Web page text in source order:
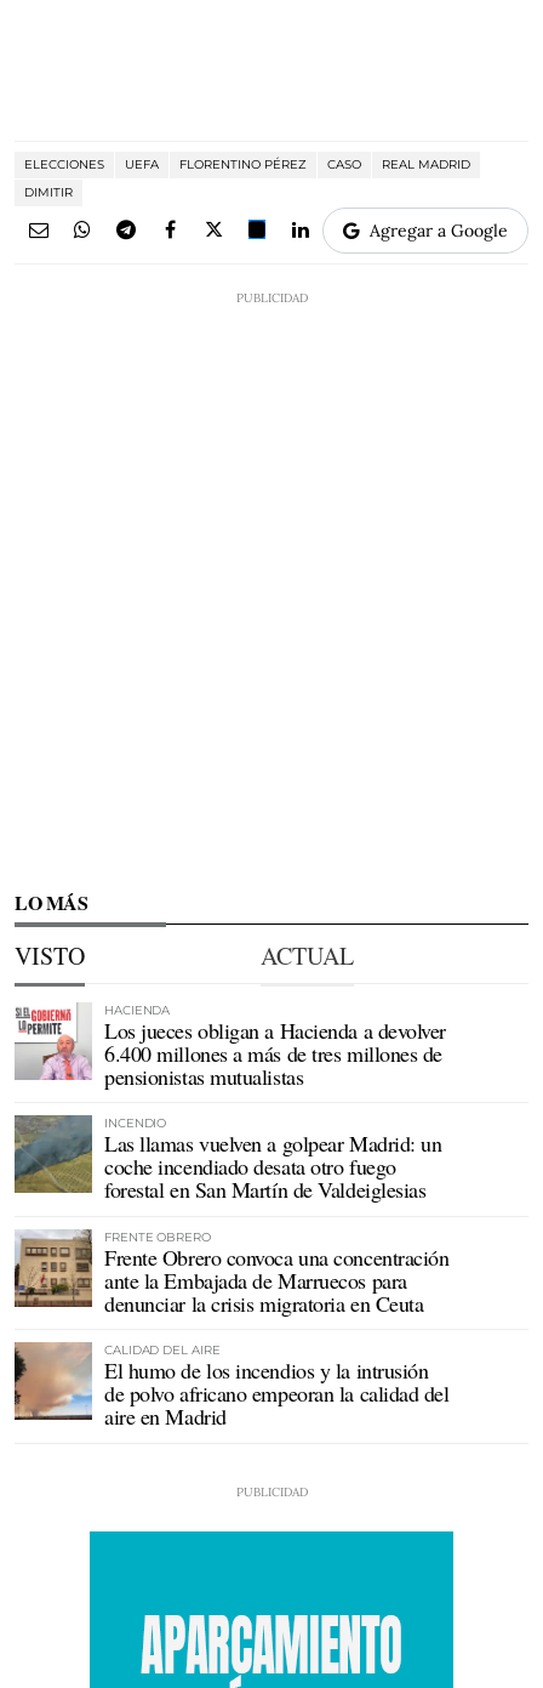
ELECCIONES UEFA FLORENTINO PÉREZ CASO
REAL MADRID
DIMITIR
Agregar a Google
LO MÁS
VISTO ACTUAL
HACIENDA
Los jueces obligan a Hacienda a devolver
6.400 millones a más de tres millones de
pensionistas mutualistas
INCENDIO
Las llamas vuelven a golpear Madrid: un
coche incendiado desata otro fuego
forestal en San Martín de Valdeiglesias
FRENTE OBRERO
Frente Obrero convoca una concentración
ante la Embajada de Marruecos para
denunciar la crisis migratoria en Ceuta
CALIDAD DEL AIRE
El humo de los incendios y la intrusión
de polvo africano empeoran la calidad del
aire en Madrid